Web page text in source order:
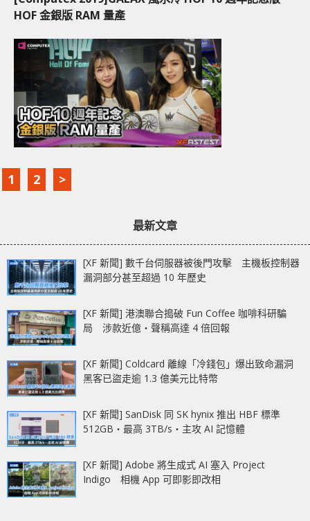
HOF 金銀版 RAM 量產
1 2 >
最新文章
[XF 新聞] 數千台伺服器被後門攻擊 主機板控制器
漏洞部分甚至超過 10 年歷史
[XF 新聞] 港澳聯合搗破 Fun Coffee 咖啡科研騙
局 涉款近億‧聲稱高達 4 倍回報
[XF 新聞] Coldcard 離線「冷錢包」爆出致命漏洞
黑客已盜走逾 1.3 億美元比特幣
[XF 新聞] SanDisk 同 SK hynix 推出 HBF 標準
512GB‧最高 3TB/s‧主攻 AI 記憶體
[XF 新聞] Adobe 將生成式 AI 塞入 Project
Indigo 相機 App 可即影即改相